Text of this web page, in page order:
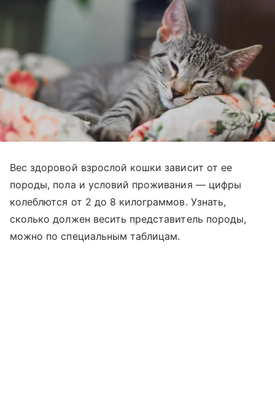
Вес здоровой взрослой кошки зависит от ее
породы, пола и условий проживания — цифры
колеблются от 2 до 8 килограммов. Узнать,
сколько должен весить представитель породы,
можно по специальным таблицам.